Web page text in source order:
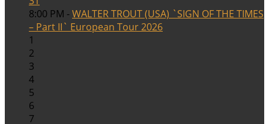
8:00 PM -WALTER TROUT (USA) `SIGN OF THE TIMES
– Part II` European Tour 2026
1
2
3
4
5
6
7